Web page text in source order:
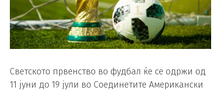
Светското првенство во фудбал ќе се одржи од
11 јуни до 19 јули во Соединетите Американски